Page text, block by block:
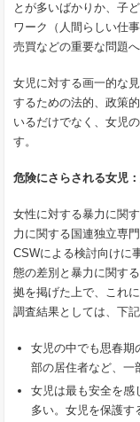
とが多いばかりか、子
ワーク（人間らしい仕
売買などの重要な問題
女児に対する画一的な
するための法的、政策
いるだけでなく、女児
す。
危険にさらされる女児
女性に対する暴力に関
力に関する国連独立専
CSWによる検討向けに
態の差別と暴力に関す
拠を掲げた上で、これ
調査結果としては、下
女児の中でも思春期
部の居住者など、一
女児は最も安全を感
多い。女児を保護す